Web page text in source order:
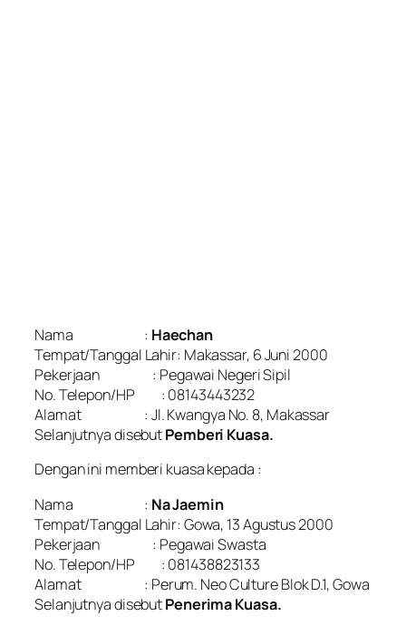
Nama : Haechan
Tempat/Tanggal Lahir: Makassar, 6 Juni 2000
Pekerjaan : Pegawai Negeri Sipil
No. Telepon/HP : 08143443232
Alamat : Jl. Kwangya No. 8, Makassar
Selanjutnya disebutPemberi Kuasa.
Dengan ini memberi kuasa kepada :
Nama : Na Jaemin
Tempat/Tanggal Lahir: Gowa, 13 Agustus 2000
Pekerjaan : Pegawai Swasta
No. Telepon/HP : 081438823133
Alamat : Perum. Neo Culture Blok D.1, Gowa
Selanjutnya disebutPenerima Kuasa.